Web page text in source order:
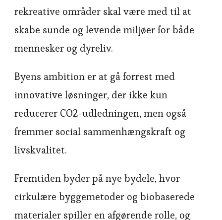
rekreative områder skal være med til at
skabe sunde og levende miljøer for både
mennesker og dyreliv.
Byens ambition er at gå forrest med
innovative løsninger, der ikke kun
reducerer CO2-udledningen, men også
fremmer social sammenhængskraft og
livskvalitet.
Fremtiden byder på nye bydele, hvor
cirkulære byggemetoder og biobaserede
materialer spiller en afgørende rolle, og